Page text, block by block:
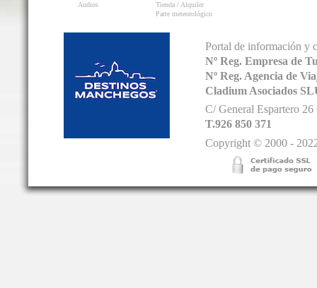
Audios
Tienda / Alquiler
Parte meteorológico
Portal de información y
Nº Reg. Empresa de
Nº Reg. Agencia de
Cladium Asociados
C/ General Espartero
T.926 850 371
Copyright © 2000 -